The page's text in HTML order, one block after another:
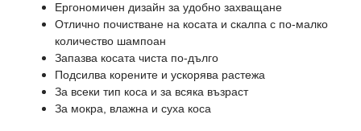
Ергономичен дизайн за удобно захващане
Отлично почистване на косата и скалпа с по-малко
количество шампоан
Запазва косата чиста по-дълго
Подсилва корените и ускорява растежа
За всеки тип коса и за всяка възраст
За мокра, влажна и суха коса